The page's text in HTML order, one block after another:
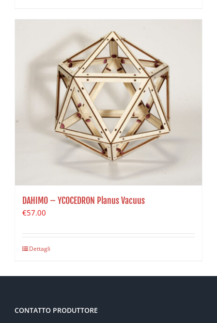
DAHIMO – YCOCEDRON Planus Vacuus
€57.00
Dettagli
CONTATTO PRODUTTORE